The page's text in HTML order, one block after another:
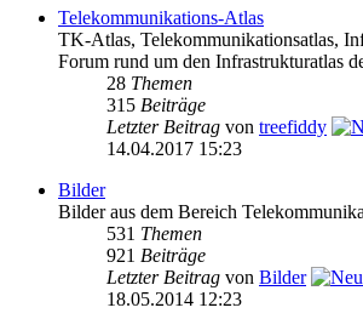
Telekommunikations-Atlas
TK-Atlas, Telekommunikationsatlas,
Forum rund um den Infrastrukturatlas
28 Themen
315 Beiträge
Letzter Beitrag von treefiddy
14.04.2017 15:23
Bilder
Bilder aus dem Bereich
531 Themen
921 Beiträge
Letzter Beitrag von Bilder
18.05.2014 12:23